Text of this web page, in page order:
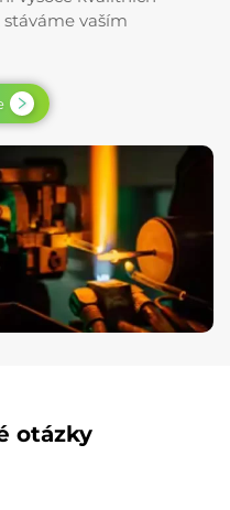
stáváme vaším
otázky